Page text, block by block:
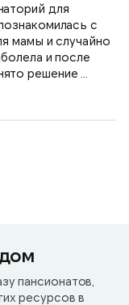
для
с
мамы и случайно
и после
решение ...
пансионатов,
ресурсов в